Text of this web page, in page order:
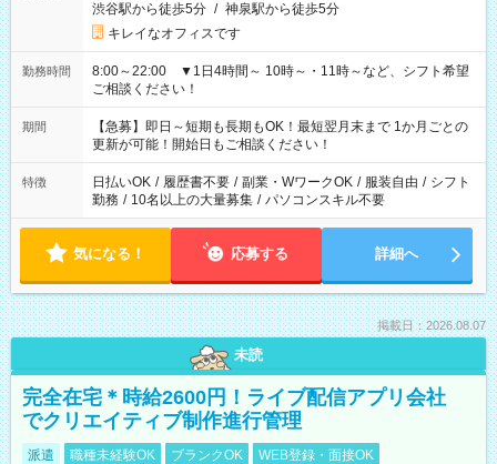
渋谷駅から徒歩5分 / 神泉駅から徒歩5分
キレイなオフィスです
勤務時間
8:00～22:00 ▼1日4時間～ 10時～・11時～など、シフト希望
ご相談ください！
期間
【急募】即日～短期も長期もOK！最短翌月末まで 1か月ごとの
更新が可能！開始日もご相談ください！
特徴 日払いOK / 履歴書不要 / 副業・WワークOK / 服装自由 / シフト
勤務 / 10名以上の大量募集 / パソコンスキル不要
気になる！ 応募する 詳細へ
掲載日：2026.08.07
未読
完全在宅＊時給2600円！ライブ配信アプリ会社
でクリエイティブ制作進行管理
派遣 職種未経験OK ブランクOK WEB登録・面接OK